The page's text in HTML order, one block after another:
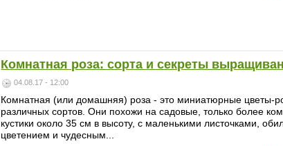
Комнатная роза: сорта и секреты
04.08.17 - 12:00
Комнатная (или домашняя) роза - это миниатюрные цветы-
различных сортов. Они похожи на садовые, только более
кустики около 35 см в высоту, с маленькими листочками,
цветением и чудесным...